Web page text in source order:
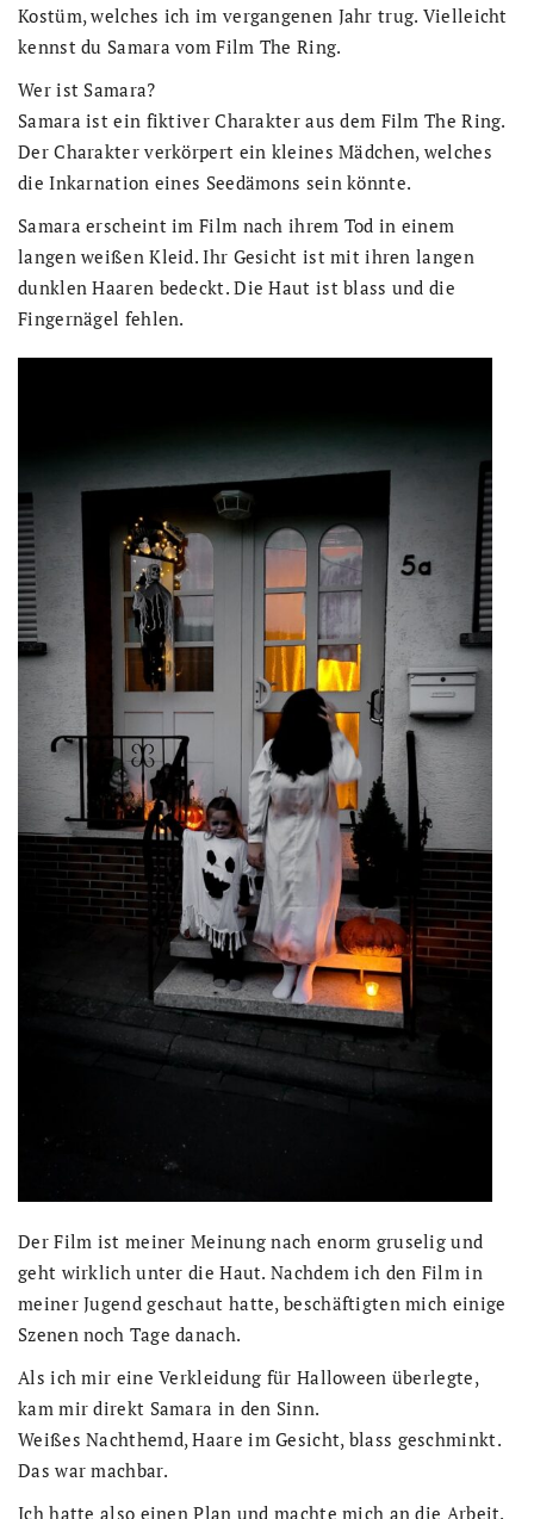
Kostüm, welches ich im vergangenen Jahr trug. Vielleicht
kennst du Samara vom Film The Ring.
Wer ist Samara?
Samara ist ein fiktiver Charakter aus dem Film The Ring.
Der Charakter verkörpert ein kleines Mädchen, welches
die Inkarnation eines Seedämons sein könnte.
Samara erscheint im Film nach ihrem Tod in einem
langen weißen Kleid. Ihr Gesicht ist mit ihren langen
dunklen Haaren bedeckt. Die Haut ist blass und die
Fingernägel fehlen.
Der Film ist meiner Meinung nach enorm gruselig und
geht wirklich unter die Haut. Nachdem ich den Film in
meiner Jugend geschaut hatte, beschäftigten mich einige
Szenen noch Tage danach.
Als ich mir eine Verkleidung für Halloween überlegte,
kam mir direkt Samara in den Sinn.
Weißes Nachthemd, Haare im Gesicht, blass geschminkt.
Das war machbar.
Ich hatte also einen Plan und machte mich an die Arbeit.